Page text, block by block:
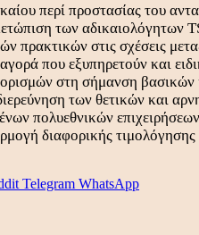
περί προστασίας του
των αδικαιολόγητων
πρακτικών στις σχέσεις
που εξυπηρετούν και
στη σήμανση βασικών
των θετικών και
πολυεθνικών
διαφορικής
Telegram WhatsApp